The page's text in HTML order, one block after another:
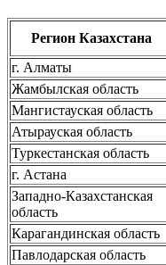
Регион Казахстана
г. Алматы
Жамбылская область
Мангистауская область
Атырауская область
Туркестанская область
г. Астана
Западно-Казахстанская
область
Карагандинская область
Павлодарская область